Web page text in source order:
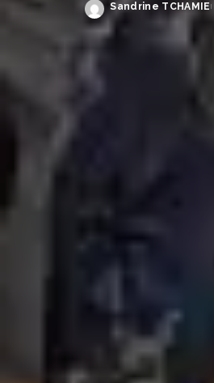
Publié
Sandrine TCHAMIE